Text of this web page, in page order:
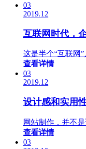
03
2019.12
互联网时代，
这是半个“互联网
查看详情
03
2019.12
设计感和实用
网站制作，并不
查看详情
03